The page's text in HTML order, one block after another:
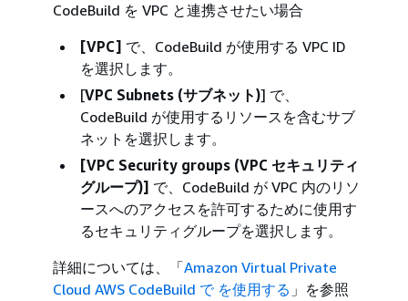
CodeBuild を VPC と連携させたい場合
[VPC] で、CodeBuild が使用する VPC ID
を選択します。
[VPC Subnets (サブネット)] で、
CodeBuild が使用するリソースを含むサブ
ネットを選択します。
[VPC Security groups (VPC セキュリティ
グループ)] で、CodeBuild が VPC 内のリソ
ースへのアクセスを許可するために使用す
るセキュリティグループを選択します。
詳細については、「Amazon Virtual Private
Cloud AWS CodeBuild で を使用する 」を参照